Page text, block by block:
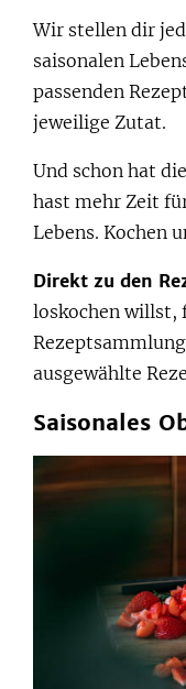
Wir stellen dir
saisonalen
passenden
jeweilige Zutat.
Und schon hat
hast mehr Zeit
Lebens. Kochen
Direkt zu den
loskochen willst,
ausgewählte
Saisonales